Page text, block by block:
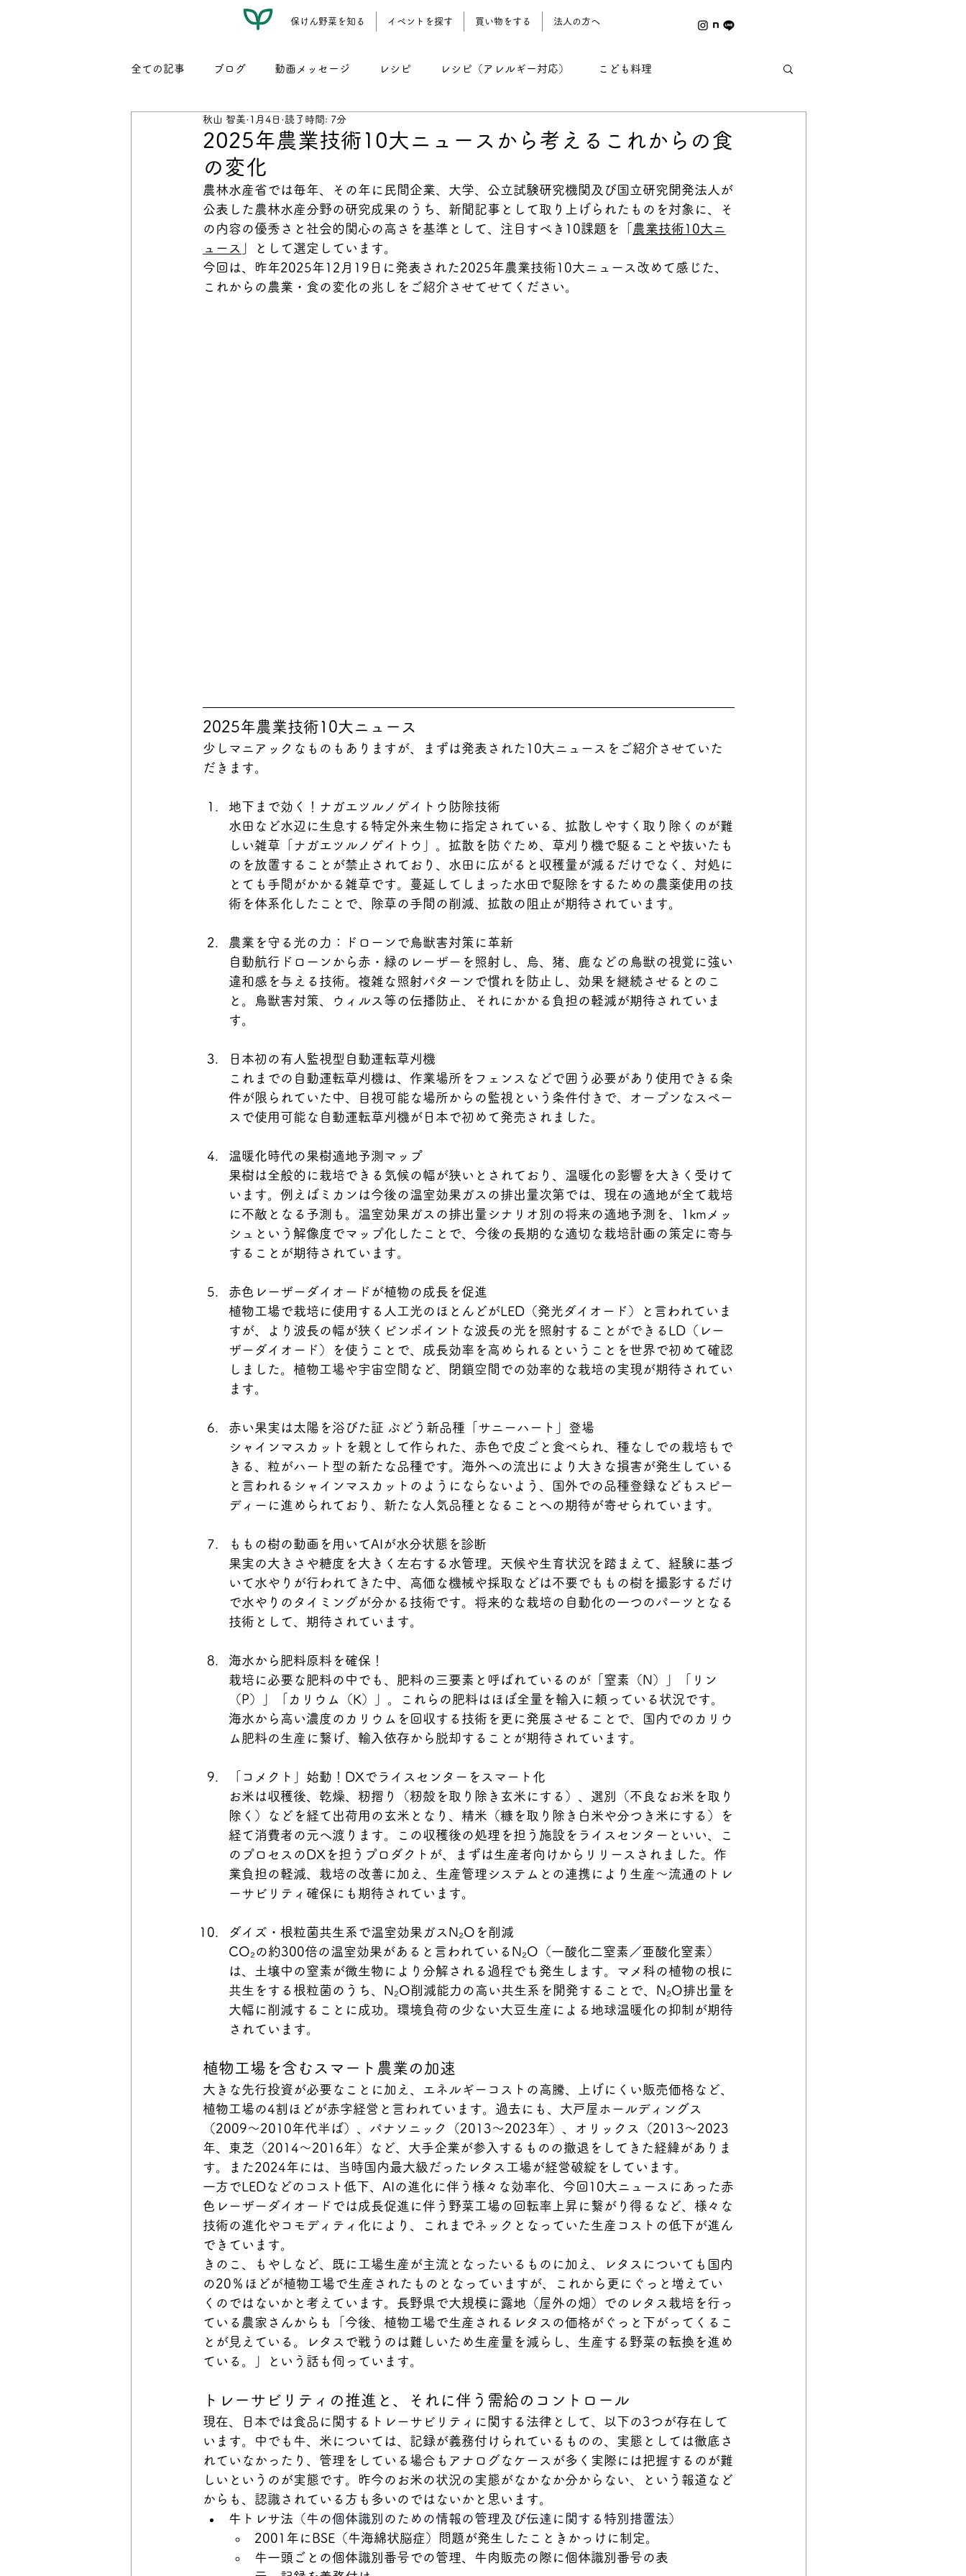
保けん野菜を知る イベントを探す 買い物をする 法人の方へ
全ての記事 ブログ 動画メッセージ レシピ レシピ（アレルギー対応） こども料理
レシピ（名もなき我が家料理） レシピ（野菜おやつ）
2025年農業技術10大ニュースから考えるこれからの食
の変化
秋山 智美 1月4日 読了時間: 7分
農林水産省では毎年、その年に民間企業、大学、公立試験研究機関及び国立研究開発法人が
公表した農林水産分野の研究成果のうち、新聞記事として取り上げられたものを対象に、そ
の内容の優秀さと社会的関心の高さを基準として、注目すべき10課題を「 農業技術10大ニ
ュース
」として選定しています。
今回は、昨年2025年12月19日に発表された2025年農業技術10大ニュース 改めて感じた、
これからの農業・食の変化の兆しをご紹介させてせてください。
2025年農業技術10大ニュース
少しマニアックなものもありますが、まずは発表された10大ニュースをご紹介させていた
だきます。
地下まで効く！ナガエツルノゲイトウ防除技術
水田など水辺に生息する特定外来生物に指定されている、拡散しやすく取り除くのが難
しい雑草「 ナガエツルノゲイトウ
」。拡散を防ぐため、草刈り機で駆ることや抜いたも
のを放置することが禁止されており、水田に広がると収穫量が減るだけでなく、対処に
とても手間がかかる雑草です。蔓延してしまった水田で駆除をするための農薬使用の技
術を体系化したことで、除草の手間の削減、拡散の阻止が期待されています。
農業を守る光の力：ドローンで鳥獣害対策に革新
自動航行ドローンから赤・緑のレーザーを照射し、烏、猪、鹿などの鳥獣の視覚に強い
違和感を与える技術。複雑な照射パターンで慣れを防止し、効果を継続させるとのこ
と。鳥獣害対策、ウィルス等の伝播防止、それにかかる負担の軽減が期待されていま
す。
日本初の有人監視型自動運転草刈機
これまでの自動運転草刈機は、作業場所をフェンスなどで囲う必要があり使用できる条
件が限られていた中、目視可能な場所からの監視という条件付きで、オープンなスペー
スで使用可能な自動運転草刈機が日本で初めて発売されました。
温暖化時代の果樹適地予測マップ
果樹は全般的に栽培できる気候の幅が狭いとされており、温暖化の影響を大きく受けて
います。例えばミカンは今後の温室効果ガスの排出量次第では、現在の適地が全て栽培
に不敵となる予測も。温室効果ガスの排出量シナリオ別の将来の適地予測を、1kmメッ
シュという解像度でマップ化したことで、今後の長期的な適切な栽培計画の策定に寄与
することが期待されています。
赤色レーザーダイオードが植物の成長を促進
植物工場で栽培に使用する人工光のほとんどがLED（発光ダイオード）と言われていま
すが、より波長の幅が狭くピンポイントな波長の光を照射することができるLD（レー
ザーダイオード）を使うことで、成長効率を高められるということを世界で初めて確認
しました。植物工場や宇宙空間など、閉鎖空間での効率的な栽培の実現が期待されてい
ます。
赤い果実は太陽を浴びた証 ぶどう新品種「サニーハート」登場
シャインマスカットを親として作られた、赤色で皮ごと食べられ、種なしでの栽培もで
きる、粒がハート型の新たな品種です。海外への流出により大きな損害が発生している
と言われるシャインマスカットのようにならないよう、国外での品種登録などもスピー
ディーに進められており、新たな人気品種となることへの期待が寄せられています。
ももの樹の動画を用いてAIが水分状態を診断
果実の大きさや糖度を大きく左右する水管理。天候や生育状況を踏まえて、経験に基づ
いて水やりが行われてきた中、高価な機械や採取などは不要でももの樹を撮影するだけ
で水やりのタイミングが分かる技術です。将来的な栽培の自動化の一つのパーツとなる
技術として、期待されています。
海水から肥料原料を確保！
栽培に必要な肥料の中でも、肥料の三要素と呼ばれているのが「窒素（N）」「リン
（P）」「カリウム（K）」。これらの肥料はほぼ全量を輸入に頼っている状況です。
海水から高い濃度のカリウムを回収する技術を更に発展させることで、国内でのカリウ
ム肥料の生産に繋げ、輸入依存から脱却することが期待されています。
「コメクト」始動！DXでライスセンターをスマート化
お米は収穫後、乾燥、籾摺り（籾殻を取り除き玄米にする）、選別（不良なお米を取り
除く）などを経て出荷用の玄米となり、精米（糠を取り除き白米や分つき米にする）を
経て消費者の元へ渡ります。この収穫後の処理を担う施設をライスセンターといい、こ
のプロセスのDXを担うプロダクトが、まずは生産者向けからリリースされました。作
業負担の軽減、栽培の改善に加え、生産管理システムとの連携により生産～流通のトレ
ーサビリティ確保にも期待されています。
ダイズ・根粒菌共生系で温室効果ガスN₂Oを削減
CO₂の約300倍の温室効果があると言われているN₂O（一酸化二窒素／亜酸化窒素）
は、土壌中の窒素が微生物により分解される過程でも発生します。マメ科の植物の根に
共生をする根粒菌のうち、 N₂O削減能力の高い共生系を開発することで、N₂O排出量を
大幅に削減することに成功。環境負荷の少ない大豆生産による地球温暖化の抑制が期待
されています。
植物工場を含むスマート農業の加速
大きな先行投資が必要なことに加え、エネルギーコストの高騰、上げにくい販売価格など、
植物工場の4割ほどが赤字経営と言われています。過去にも、大戸屋ホールディングス
（2009～2010年代半ば）、パナソニック（2013～2023年）、オリックス（2013～2023
年、東芝（2014～2016年）など、大手企業が参入するものの撤退をしてきた経緯がありま
す。また2024年には、当時国内最大級だったレタス工場が経営破綻をしています。
一方でLEDなどのコスト低下、AIの進化に伴う様々な効率化、今回10大ニュースにあった赤
色レーザーダイオードでは成長促進に伴う野菜工場の回転率上昇に繋がり得るなど、様々な
技術の進化やコモディティ化により、これまでネックとなっていた生産コストの低下が進ん
できています。
きのこ、もやしなど、既に工場生産が主流となったいるものに加え、レタスについても国内
の20％ほどが植物工場で生産されたものとなっていますが、これから更にぐっと増えてい
くのではないかと考えています。長野県で大規模に露地（屋外の畑）でのレタス栽培を行っ
ている農家さんからも「今後、植物工場で生産されるレタスの価格がぐっと下がってくるこ
とが見えている。レタスで戦うのは難しいため生産量を減らし、生産する野菜の転換を進め
ている。」という話も伺っています。
トレーサビリティの推進と、それに伴う需給のコントロール
現在、日本では食品に関するトレーサビリティに関する法律として、以下の3つが存在して
います。中でも牛、米については、記録が義務付けられているものの、実態としては徹底さ
れていなかったり、管理をしている場合もアナログなケースが多く実際には把握するのが難
しいというのが実態です。昨今のお米の状況の実態がなかなか分からない、という報道など
からも、認識されている方も多いのではないかと思います。
牛トレサ法 （牛の個体識別のための情報の管理及び伝達に関する特別措置法）
2001年にBSE（牛海綿状脳症）問題が発生したこときかっけに制定。
牛一頭ごとの個体識別番号での管理、牛肉販売の際に個体識別番号の表